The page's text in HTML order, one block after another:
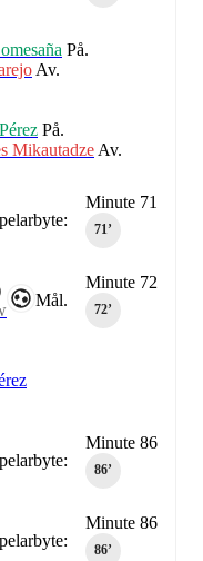
På.
Av.
På.
Mikautadze Av.
Minute 71
71‎’‎
Minute 72
72‎’‎
Mål.
Minute 86
86‎’‎
Minute 86
86‎’‎